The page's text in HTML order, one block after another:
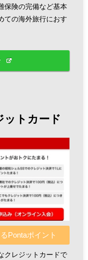
保険の完備など基本
ての海外旅行におす
ットカード
Pontaポイント
クレジットカードで